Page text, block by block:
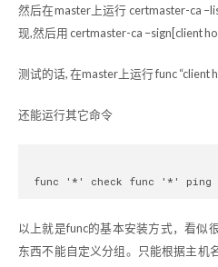
然后在master上运行 certmaster-ca
现,然后用 certmaster-ca –sign[client
测试的话, 在master上运行 func “client
还能运行其它命令
以上就是func的基本安装方式，看似
东西不能自定义分组。只能根据主机